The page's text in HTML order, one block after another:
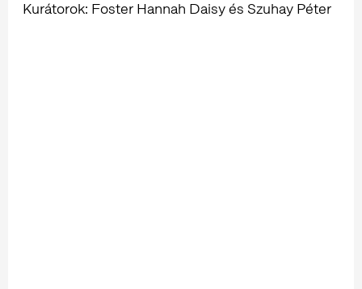
Kurátorok: Foster Hannah Daisy és Szuhay Péter